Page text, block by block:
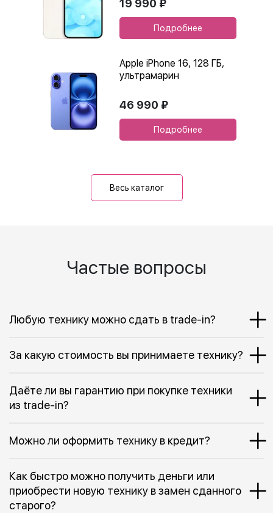
19 990 ₽
Подробнее
Apple iPhone 16, 128 ГБ,
ультрамарин
46 990 ₽
Подробнее
Весь каталог
Частые вопросы
Любую технику можно сдать в trade-in?
За какую стоимость вы принимаете технику?
Даёте ли вы гарантию при покупке техники
из trade-in?
Можно ли оформить технику в кредит?
Как быстро можно получить деньги или
приобрести новую технику в замен сданного
старого?